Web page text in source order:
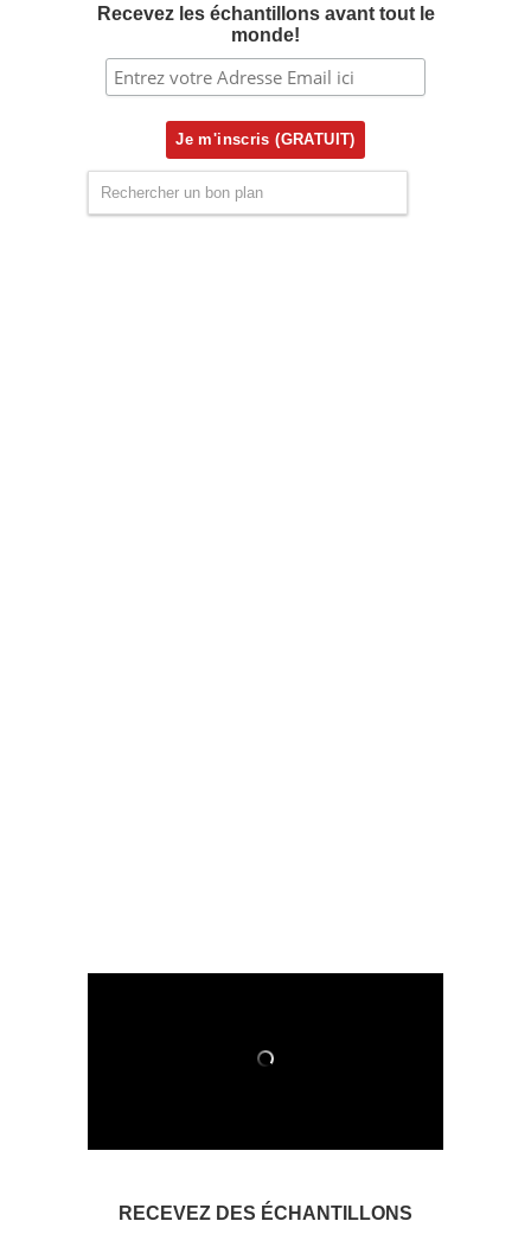
Recevez les échantillons avant tout le
monde!
RECEVEZ DES ÉCHANTILLONS